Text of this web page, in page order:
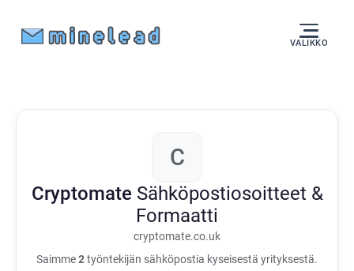
VALIKKO
C
Cryptomate Sähköpostiosoitteet &
Formaatti
cryptomate.co.uk
Saimme2työntekijän sähköpostia kyseisestä yrityksestä.